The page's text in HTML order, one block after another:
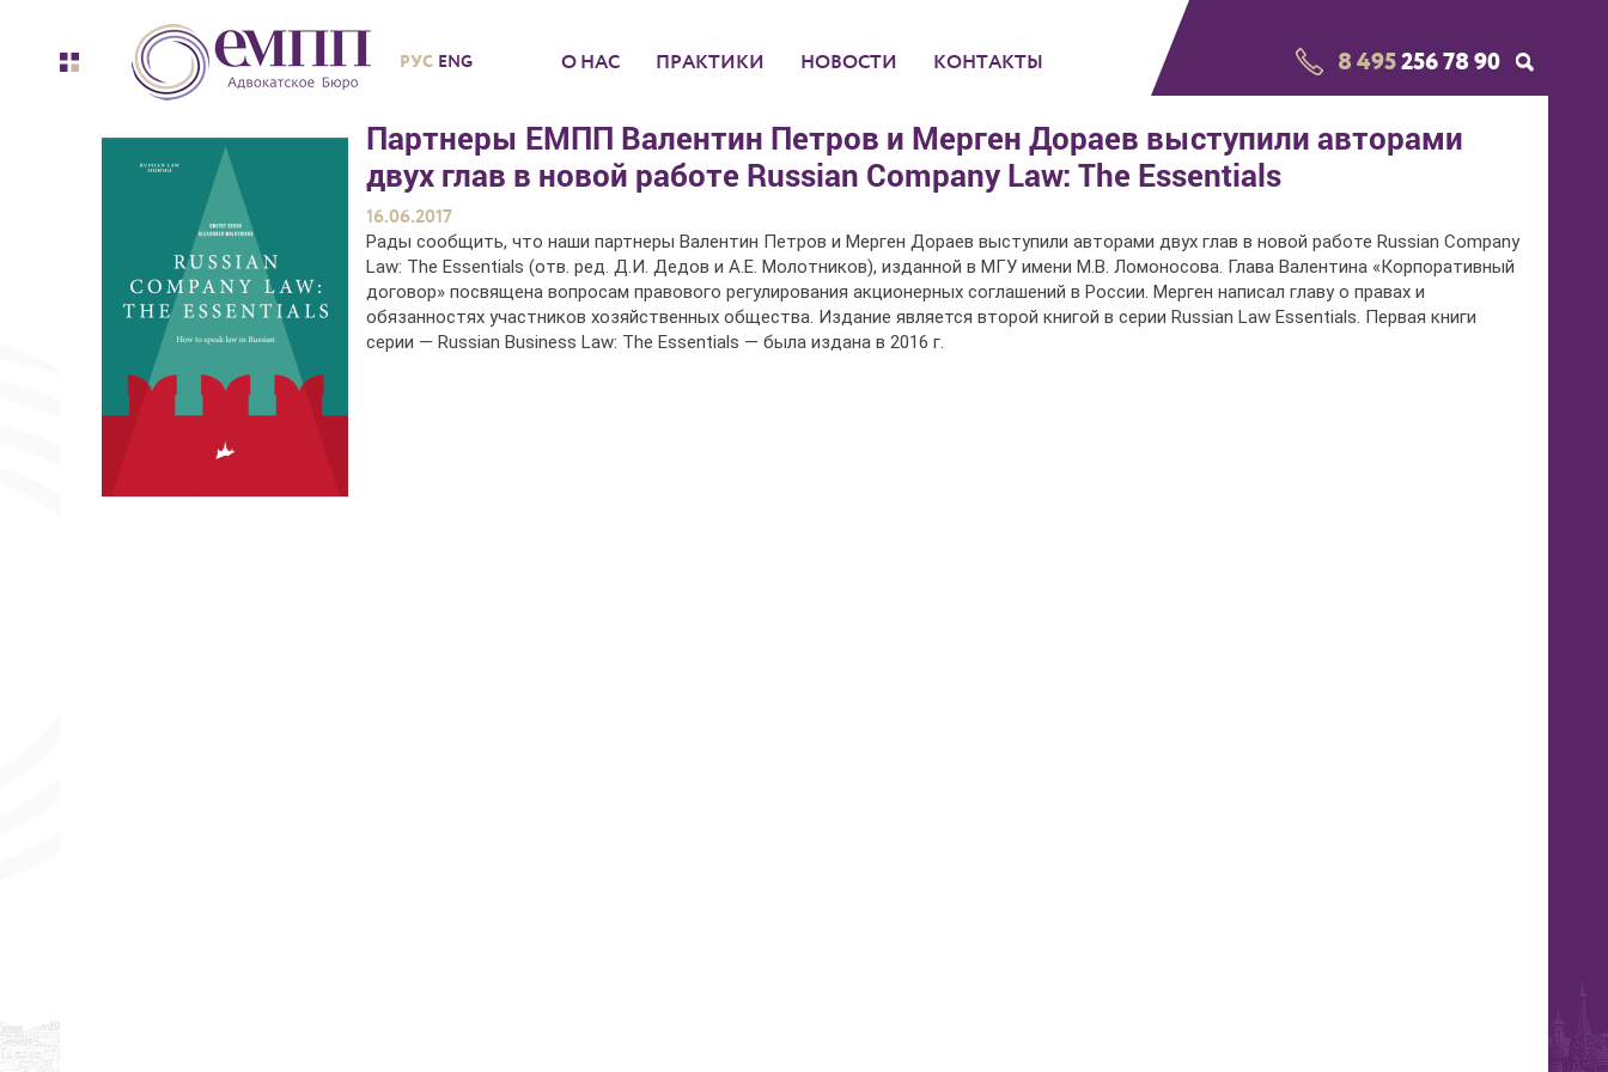
РУС ENG О НАС ПРАКТИКИ НОВОСТИ КОНТАКТЫ 8 495256 78 90
Партнеры ЕМПП Валентин Петров и Мерген Дораев выступили авторами
двух глав в новой работе Russian Company Law: The Essentials
16.06.2017
Рады сообщить, что наши партнеры Валентин Петров и Мерген Дораев выступили авторами двух глав в новой работе Russian Company
Law: The Essentials (отв. ред. Д.И. Дедов и А.Е. Молотников), изданной в МГУ имени М.В. Ломоносова. Глава Валентина «Корпоративный
договор» посвящена вопросам правового регулирования акционерных соглашений в России. Мерген написал главу о правах и
обязанностях участников хозяйственных общества. Издание является второй книгой в серии Russian Law Essentials. Первая книги
серии — Russian Business Law: The Essentials — была издана в 2016 г.